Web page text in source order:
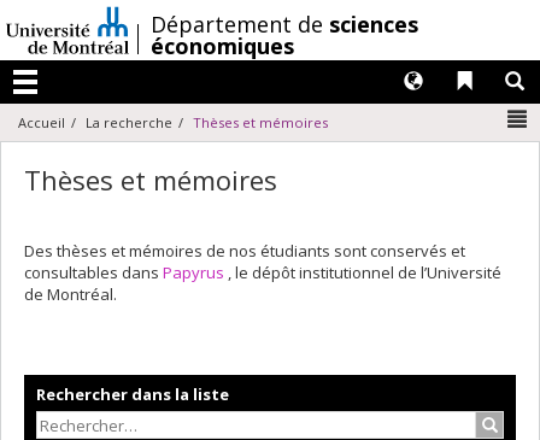
au
contenu
/Département de sciences
économiques
Menu
Liens
Langues
Accueil La recherche Thèses et mémoires
Thèses et mémoires
Des thèses et mémoires de nos étudiants sont conservés et
consultables dans Papyrus , le dépôt institutionnel de l’Université
de Montréal.
Rechercher dans la liste